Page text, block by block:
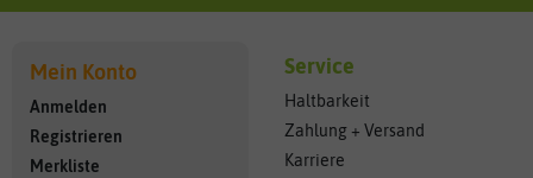
Mein Konto
Anmelden
Registrieren
Merkliste
Service
Haltbarkeit
Zahlung + Versand
Karriere